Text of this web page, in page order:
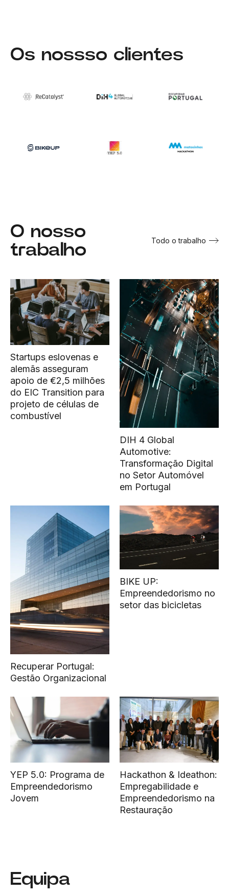
Os nossso clientes
O nosso
trabalho
Todo o trabalho
Startups eslovenas e
alemãs asseguram
apoio de €2,5 milhões
do EIC Transition para
projeto de células de
combustível
DIH 4 Global
Automotive:
Transformação Digital
no Setor Automóvel
em Portugal
Recuperar Portugal:
Gestão Organizacional
BIKE UP:
Empreendedorismo no
setor das bicicletas
YEP 5.0: Programa de
Empreendedorismo
Jovem
Hackathon & Ideathon:
Empregabilidade e
Empreendedorismo na
Restauração
Equipa